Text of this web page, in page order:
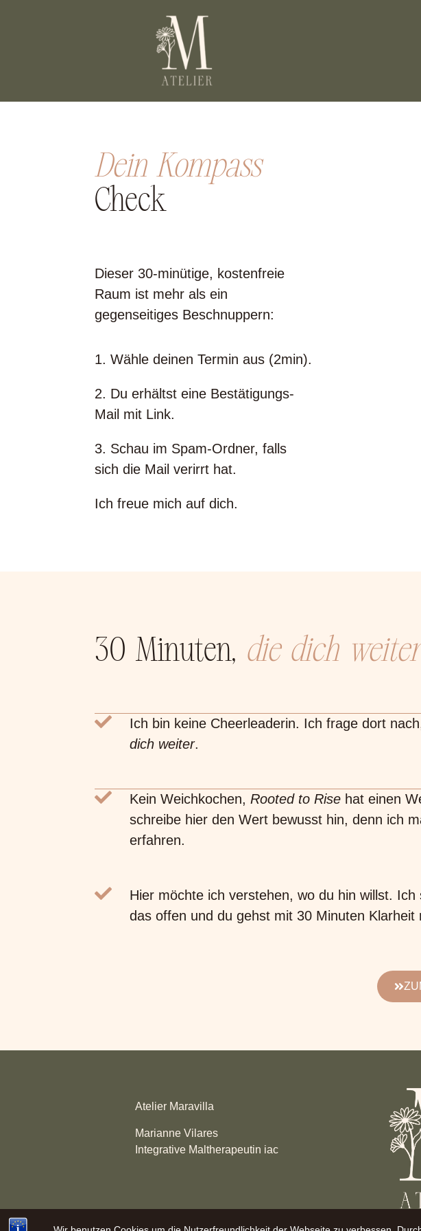
Dein Kompass
Check
Dieser 30-minütige, kostenfreie
Raum ist mehr als ein
gegenseitiges Beschnuppern:
1. Wähle deinen Termin aus (2min).
2. Du erhältst eine Bestätigungs-
Mail mit Link.
3. Schau im Spam-Ordner, falls
sich die Mail verirrt hat.
Ich freue mich auf dich.
30 Minuten, die dich
Ich bin keine Cheerleaderin. Ich frage dort
dich weiter.
Kein Weichkochen, Rooted to Risehat einen
schreibe hier den Wert bewusst hin, denn ich
erfahren.
Hier möchte ich verstehen, wo du hin willst.
das offen und du gehst mit 30 Minuten Klarheit
Atelier Maravilla
Marianne Vilares
Integrative Maltherapeutin iac